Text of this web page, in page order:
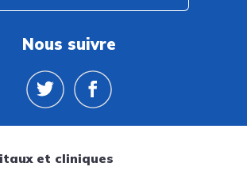
Nous suivre
et cliniques